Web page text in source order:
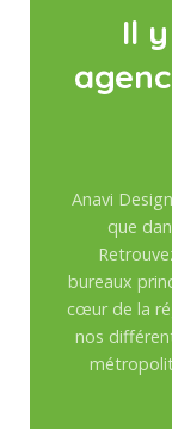
Il
Anavi
que
bureaux
cœur de la
nos